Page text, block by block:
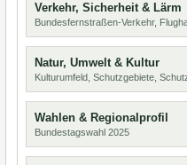
Verkehr, Sicherheit & Lärm
Bundesfernstraßen-Verkehr,
Natur, Umwelt & Kultur
Kulturumfeld, Schutzgebiete,
Wahlen & Regionalprofil
Bundestagswahl 2025